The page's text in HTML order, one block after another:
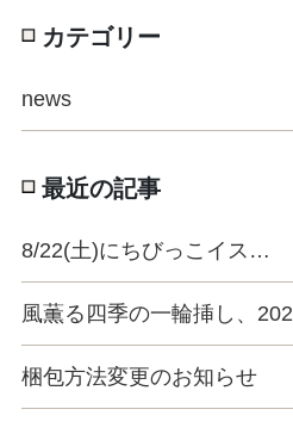
カテゴリー
news
最近の記事
8/22(土)にちびっこイス…
風薫る四季の一輪挿し、
梱包方法変更のお知らせ